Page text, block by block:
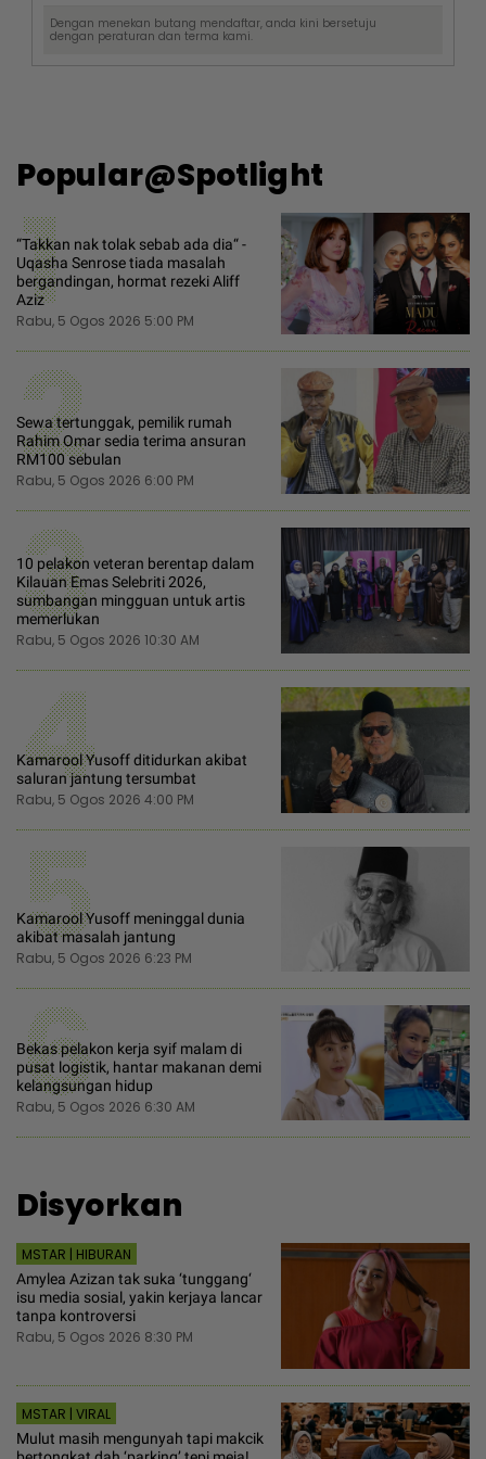
Dengan menekan butang mendaftar, anda kini bersetuju
dengan peraturan dan terma kami.
Popular@Spotlight
1
“Takkan nak tolak sebab ada dia“ -
Uqasha Senrose tiada masalah
bergandingan, hormat rezeki Aliff
Aziz
Rabu, 5 Ogos 2026 5:00 PM
2
Sewa tertunggak, pemilik rumah
Rahim Omar sedia terima ansuran
RM100 sebulan
Rabu, 5 Ogos 2026 6:00 PM
3
10 pelakon veteran berentap dalam
Kilauan Emas Selebriti 2026,
sumbangan mingguan untuk artis
memerlukan
Rabu, 5 Ogos 2026 10:30 AM
4
Kamarool Yusoff ditidurkan akibat
saluran jantung tersumbat
Rabu, 5 Ogos 2026 4:00 PM
5
Kamarool Yusoff meninggal dunia
akibat masalah jantung
Rabu, 5 Ogos 2026 6:23 PM
6
Bekas pelakon kerja syif malam di
pusat logistik, hantar makanan demi
kelangsungan hidup
Rabu, 5 Ogos 2026 6:30 AM
Disyorkan
MSTAR | HIBURAN
Amylea Azizan tak suka ‘tunggang‘
isu media sosial, yakin kerjaya lancar
tanpa kontroversi
Rabu, 5 Ogos 2026 8:30 PM
MSTAR | VIRAL
Mulut masih mengunyah tapi makcik